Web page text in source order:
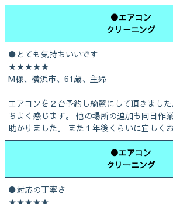
●エアコン
クリーニング
●とても気持ちいいです
★★★★★
M様、横浜市、61歳、主婦
エアコンを２台予約し綺麗にして頂きまし
ちよく感じます。 他の場所の追加も同日作
助かりました。 また１年後くらいに宜しく
●エアコン
クリーニング
●対応の丁寧さ
★★★★★